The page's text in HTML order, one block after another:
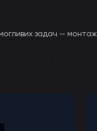
задач —